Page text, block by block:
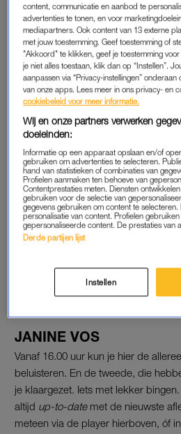
JANINE VOS
Vanaf 16.00 uur kun je hier de
beluisteren. En de tweede, die
je klaargezet. Iets met lekker
altijd up-to-datemet de nieuwste
meteen via de player hierboven, óf
content, communicatie en aanbod te
advertenties te tonen, en voor
mediapartners. Ook content van 13 externe
met jouw toestemming. Geef toestemming of
"Akkoord" te klikken, geef je toestemming
je niet alles toestaan, klik dan op “Instellen”.
aanpassen via “Privacy-instellingen” onderaan
van onze apps. Lees meer in ons privacy- en
cookiebeleid voor meer informatie.
Wij en onze partners verwerken
doeleinden:
Informatie op een apparaat opslaan en/of
gebruiken om advertenties te selecteren.
hand van statistieken of combinaties van
Profielen aanmaken ten behoeve van
Contentprestaties meten. Diensten
gebruiken voor de selectie van
gegevens gebruiken om content te
personalisatie van content. Profielen
gepersonaliseerde content. De prestaties van
Derde partijen lijst
Instellen